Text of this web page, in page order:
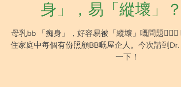
身」，易「縱壞」？
母乳bb 「痴身」，好容易被「縱壞」嘅問題
住家庭中每個有份照顧BB嘅屋企人。今次請到
一下！